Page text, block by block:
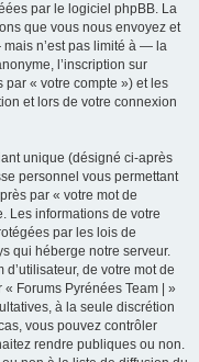
par le logiciel phpBB. La
que vous nous envoyez et
n’est pas limité à — la
l’inscription sur
par « votre compte ») et les
et lors de votre connexion
unique (désigné ci-après
personnel vous permettant
par « votre mot de
Les informations de votre
par les lois de
qui héberge notre serveur.
de votre mot de
Forums Pyrénées Team | »
à la seule discrétion
vous pouvez contrôler
rendre publiques ou non.